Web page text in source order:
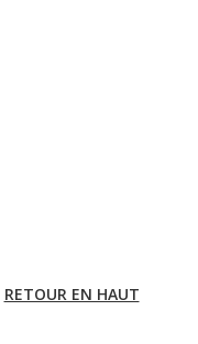
RETOUR EN HAUT